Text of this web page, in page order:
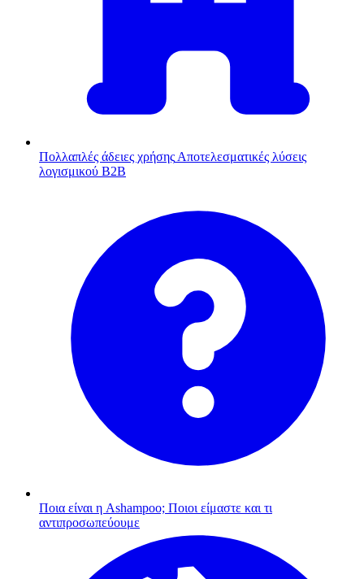
Πολλαπλές άδειες χρήσης Αποτελεσματικές λύσεις
λογισμικού B2B
Ποια είναι η Ashampoo; Ποιοι είμαστε και τι
αντιπροσωπεύουμε